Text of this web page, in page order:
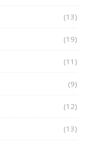
(13)
(19)
(11)
(9)
(12)
(13)